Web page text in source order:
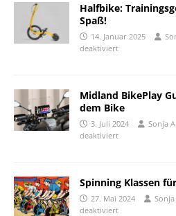
Halfbike:
Spaß!
14. Januar 2025
deaktiviert
Midland BikePlay
dem Bike
3. Juli 2024 Sonja
deaktiviert
Spinning Klassen
27. Mai 2024
deaktiviert